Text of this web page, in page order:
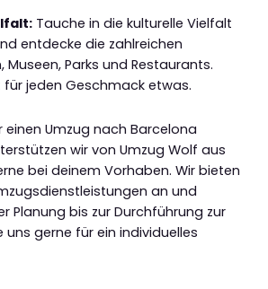
Tauche in die kulturelle Vielfalt
entdecke die zahlreichen
Parks und Restaurants.
jeden Geschmack etwas.
einen Umzug nach Barcelona
wir von Umzug Wolf aus
bei deinem Vorhaben. Wir bieten
an und
Planung bis zur Durchführung zur
uns gerne für ein individuelles